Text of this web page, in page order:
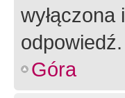
Góra